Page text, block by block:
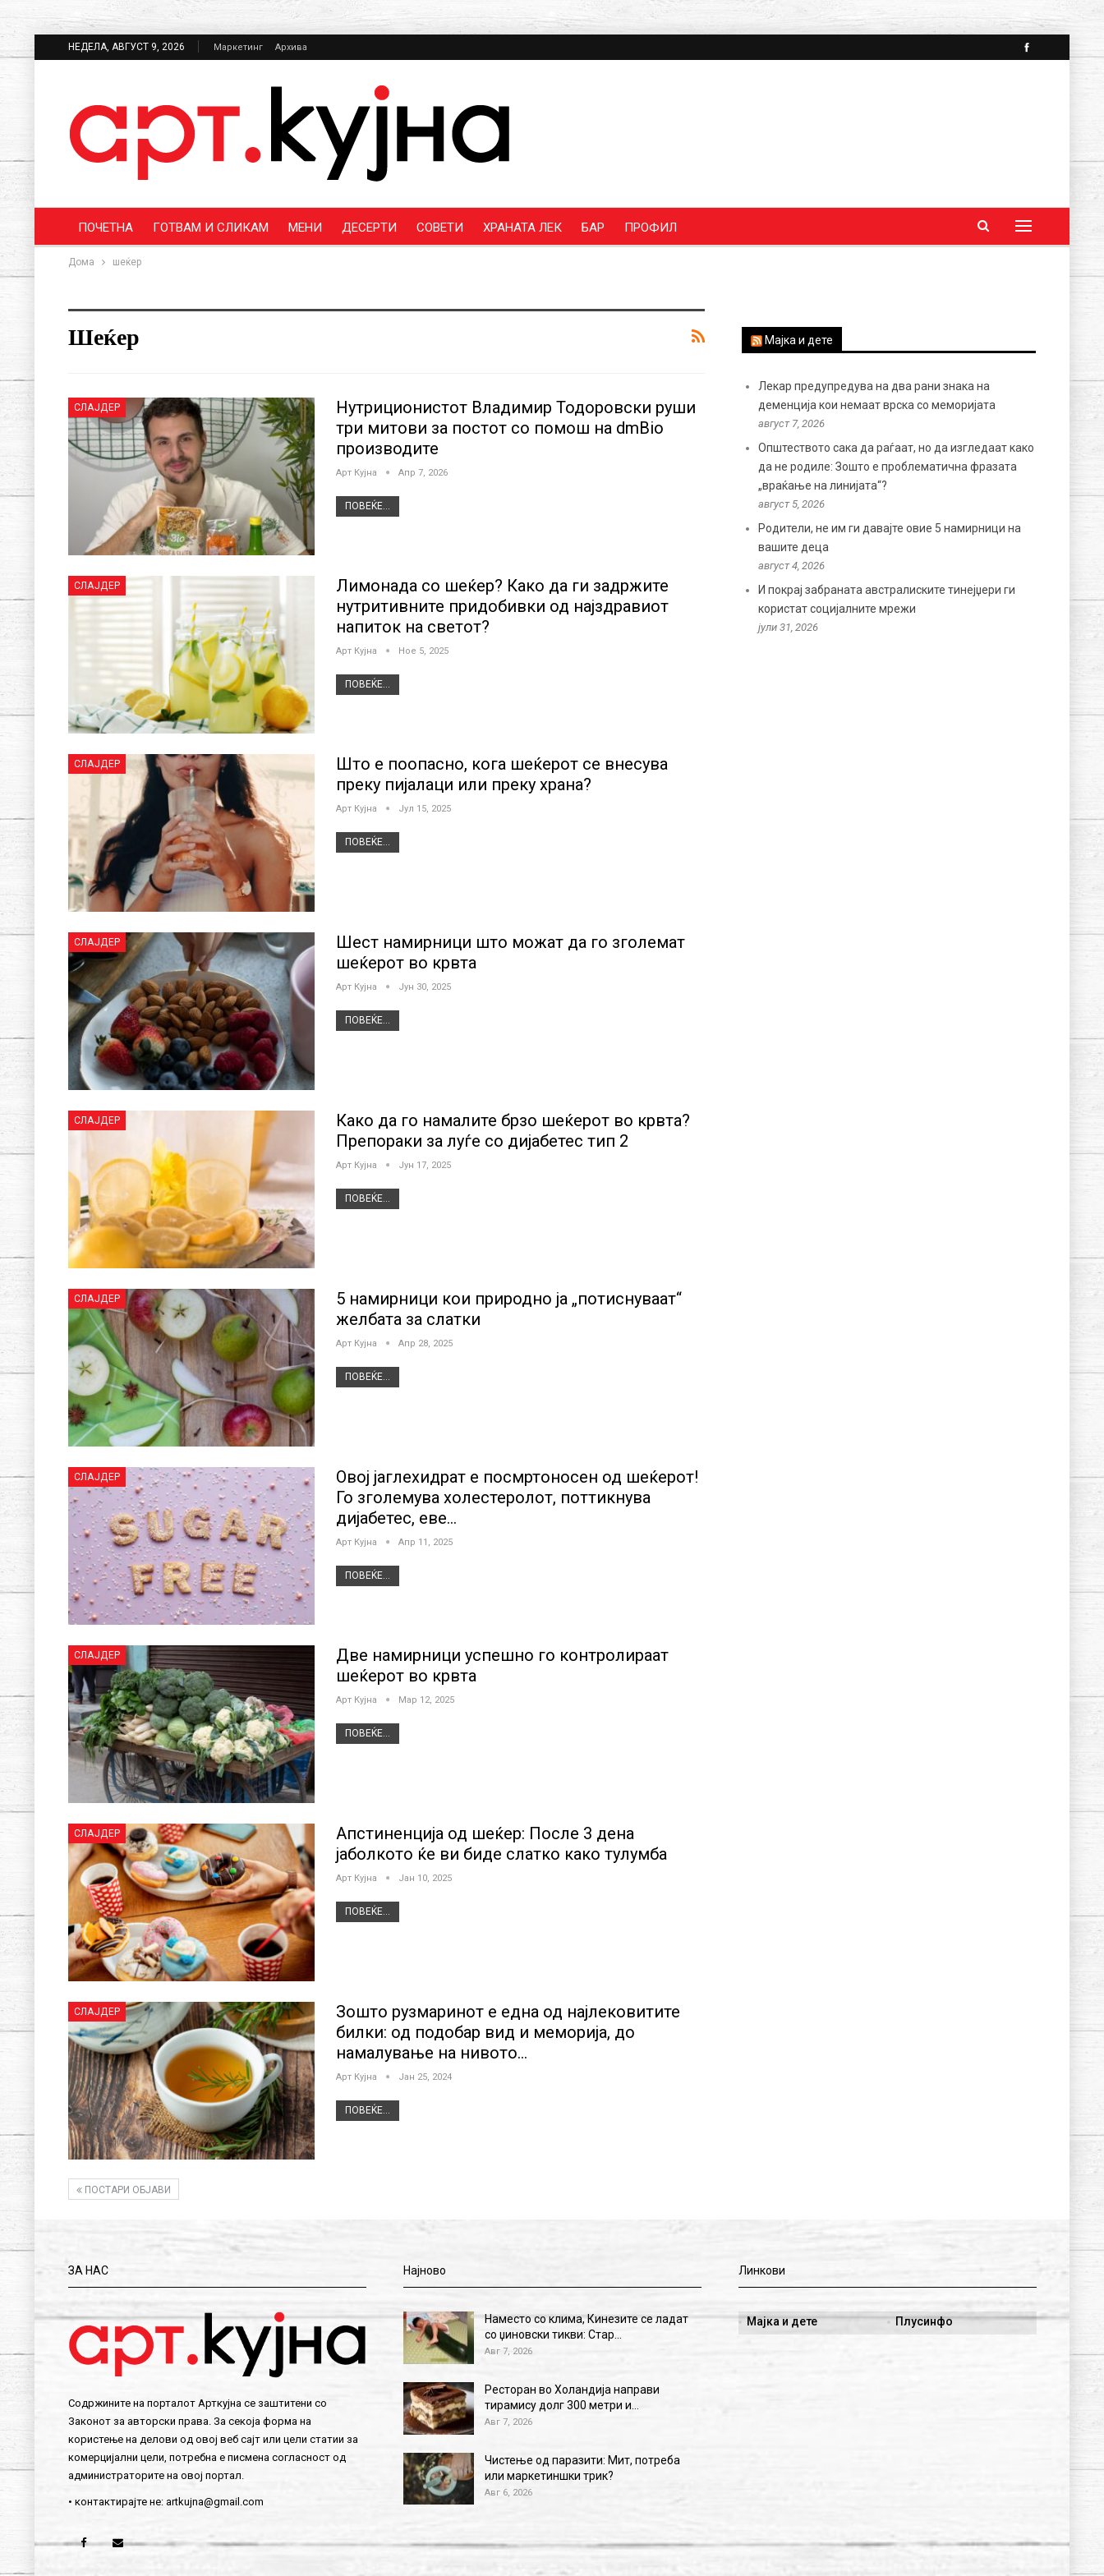
НЕДЕЛА, АВГУСТ 9, 2026 Маркетинг Архива
ПОЧЕТНА ГОТВАМ И СЛИКАМ МЕНИ ДЕСЕРТИ СОВЕТИ ХРАНАТА ЛЕК БАР ПРОФИЛ
Дома шеќер
Шеќер
СЛАЈДЕР
Нутриционистот Владимир Тодоровски руши
три митови за постот со помош на dmBio
производите
Арт Кујна Апр 7, 2026
ПОВЕЌЕ...
СЛАЈДЕР
Лимонада со шеќер? Како да ги задржите
нутритивните придобивки од најздравиот
напиток на светот?
Арт Кујна Ное 5, 2025
ПОВЕЌЕ...
СЛАЈДЕР
Што е поопасно, кога шеќерот се внесува
преку пијалaци или преку храна?
Арт Кујна Јул 15, 2025
ПОВЕЌЕ...
СЛАЈДЕР
Шест намирници што можат да го зголемат
шеќерот во крвта
Арт Кујна Јун 30, 2025
ПОВЕЌЕ...
СЛАЈДЕР
Како да го намалите брзо шеќерот во крвта?
Препораки за луѓе со дијабетес тип 2
Арт Кујна Јун 17, 2025
ПОВЕЌЕ...
СЛАЈДЕР
5 намирници кои природно ја „потиснуваат“
желбата за слатки
Арт Кујна Апр 28, 2025
ПОВЕЌЕ...
СЛАЈДЕР
Овој јаглехидрат е посмртоносeн од шеќерот!
Го зголемува холестеролот, пoттикнува
дијабетес, еве…
Арт Кујна Апр 11, 2025
ПОВЕЌЕ...
СЛАЈДЕР
Две намирници успешно го контролираат
шеќерот во крвта
Арт Кујна Мар 12, 2025
ПОВЕЌЕ...
СЛАЈДЕР
Апстиненција од шеќер: После 3 дена
јаболкото ќе ви биде слатко како тулумба
Арт Кујна Јан 10, 2025
ПОВЕЌЕ...
СЛАЈДЕР
Зошто рузмаринот е една од најлековитите
билки: од подобар вид и меморија, до
намалување на нивото…
Арт Кујна Јан 25, 2024
ПОВЕЌЕ...
ПОСТАРИ ОБЈАВИ
Мајка и дете
Лекар предупредува на два рани знака на
деменција кои немаат врска со меморијата
август 7, 2026
Општеството сака да раѓаат, но да изгледаат како
да не родиле: Зошто е проблематична фразата
„враќање на линијата“?
август 5, 2026
Родители, не им ги давајте овие 5 намирници на
вашите деца
август 4, 2026
И покрај забраната австралиските тинејџери ги
користат социјалните мрежи
јули 31, 2026
ЗА НАС
Содржините на порталот Арткујна се заштитени со
Законот за авторски права. За секоја форма на
користење на делови од овој веб сајт или цели статии за
комерцијални цели, потребна е писмена согласност од
администраторите на овој портал.
• контактирајте не: artkujna@gmail.com
Најново
Наместо со клима, Кинезите се ладат
со џиновски тикви: Стар…
Авг 7, 2026
Ресторан во Холандија направи
тирамису долг 300 метри и…
Авг 7, 2026
Чистење од паразити: Мит, потреба
или маркетиншки трик?
Авг 6, 2026
Линкови
Мајка и дете Плусинфо